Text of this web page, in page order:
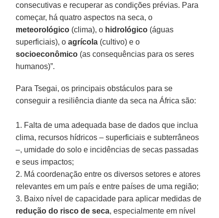
consecutivas e recuperar as condições prévias. Para
começar, há quatro aspectos na seca, o
meteorológico (clima), o hidrológico (águas
superficiais), o agrícola (cultivo) e o
socioeconômico (as consequências para os seres
humanos)”.
Para Tsegai, os principais obstáculos para se
conseguir a resiliência diante da seca na África são:
1. Falta de uma adequada base de dados que inclua
clima, recursos hídricos – superficiais e subterrâneos
–, umidade do solo e incidências de secas passadas
e seus impactos;
2. Má coordenação entre os diversos setores e atores
relevantes em um país e entre países de uma região;
3. Baixo nível de capacidade para aplicar medidas de
redução do risco de seca, especialmente em nível